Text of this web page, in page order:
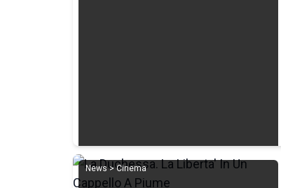
News > Cinema